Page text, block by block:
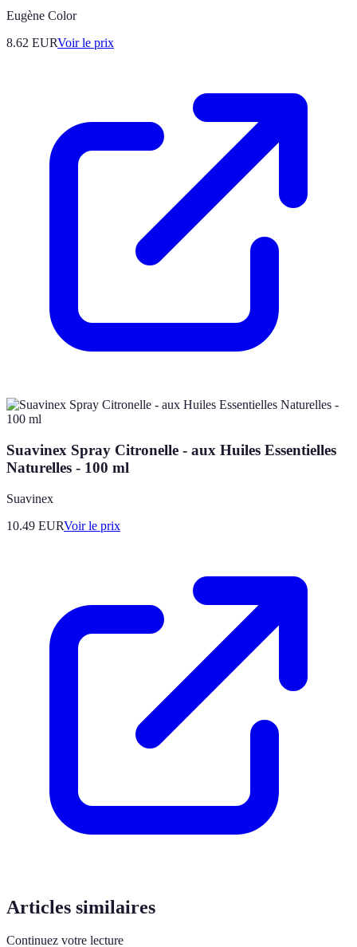
Eugène Color
8.62 EURVoir le prix
Suavinex Spray Citronelle - aux Huiles Essentielles
Naturelles - 100 ml
Suavinex
10.49 EURVoir le prix
Articles similaires
Continuez votre lecture